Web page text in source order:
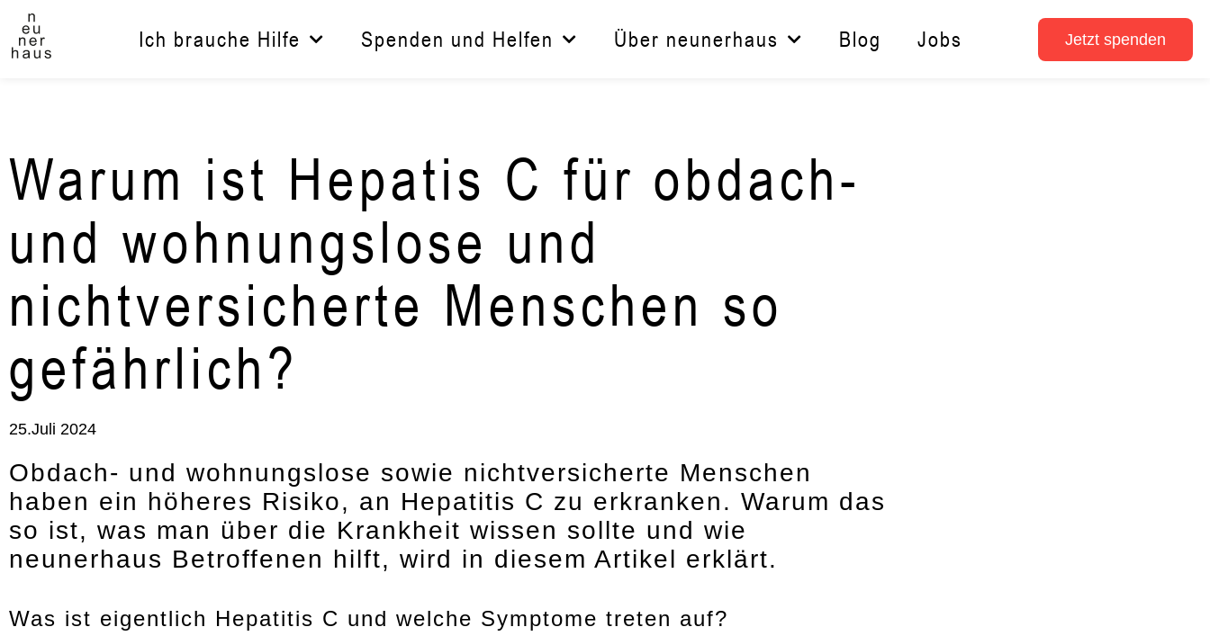
Zum
Inhalt
springen
Ich brauche Hilfe Spenden und Helfen Über neunerhaus Blog Jobs Jetzt spenden
Warum ist Hepatis C für obdach-
und wohnungslose und
nichtversicherte Menschen so
gefährlich?
25.Juli 2024
Obdach- und wohnungslose sowie nichtversicherte Menschen
haben ein höheres Risiko, an Hepatitis C zu erkranken. Warum das
so ist, was man über die Krankheit wissen sollte und wie
neunerhaus Betroffenen hilft, wird in diesem Artikel erklärt.
Was ist eigentlich Hepatitis C und welche Symptome treten auf?